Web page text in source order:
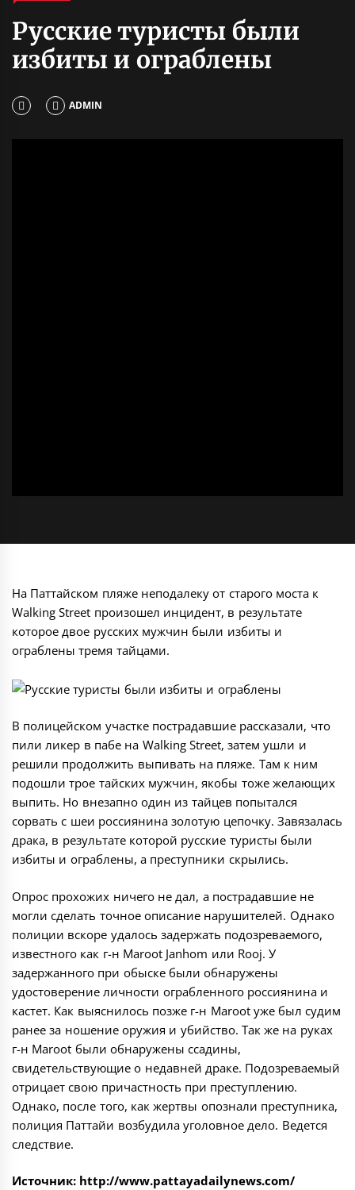
Русские туристы были
избиты и ограблены
ADMIN
На Паттайском пляже неподалеку от старого моста к
Walking Street произошел инцидент, в результате
которое двое русских мужчин были избиты и
ограблены тремя тайцами.
В полицейском участке пострадавшие рассказали, что
пили ликер в пабе на Walking Street, затем ушли и
решили продолжить выпивать на пляже. Там к ним
подошли трое тайских мужчин, якобы тоже желающих
выпить. Но внезапно один из тайцев попытался
сорвать с шеи россиянина золотую цепочку. Завязалась
драка, в результате которой русские туристы были
избиты и ограблены, а преступники скрылись.
Опрос прохожих ничего не дал, а пострадавшие не
могли сделать точное описание нарушителей. Однако
полиции вскоре удалось задержать подозреваемого,
известного как г-н Maroot Janhom или Rooj. У
задержанного при обыске были обнаружены
удостоверение личности ограбленного россиянина и
кастет. Как выяснилось позже г-н Maroot уже был судим
ранее за ношение оружия и убийство. Так же на руках
г-н Maroot были обнаружены ссадины,
свидетельствующие о недавней драке. Подозреваемый
отрицает свою причастность при преступлению.
Однако, после того, как жертвы опознали преступника,
полиция Паттайи возбудила уголовное дело. Ведется
следствие.
Источник: http://www.pattayadailynews.com/